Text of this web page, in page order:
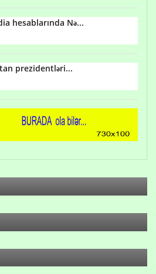
hesablarında Nə...
prezidentləri...
şəbəkələrdə söyüş niyə artıb?
- 1937-ci ildən fəaliyyətdə
udmayacaqsan... Sən bilirsən